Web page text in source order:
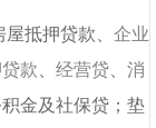
屋抵押贷款
企业
款 经营贷
消
积金及社保贷；垫